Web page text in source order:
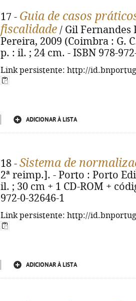
17 - Guia de casos
fiscalidade / Gil Fernandes
Pereira, 2009 (Coimbra : G.
p. : il. ; 24 cm. - ISBN 978-
Link persistente: http://
ADICIONAR À LISTA
18 - Sistema de
2ª reimp.]. - Porto : Porto
il. ; 30 cm + 1 CD-ROM +
972-0-32646-1
Link persistente: http://
ADICIONAR À LISTA